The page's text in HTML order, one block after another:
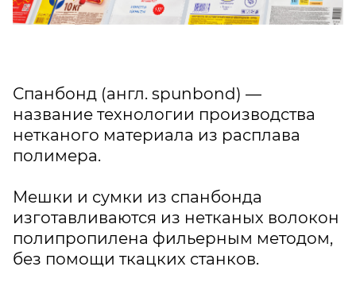
Спанбонд (англ. spunbond) —
название технологии производства
нетканого материала из расплава
полимера.
Мешки и сумки из спанбонда
изготавливаются из нетканых волокон
по­ли­про­пи­ле­на фильерным методом,
без помощи ткацких станков.